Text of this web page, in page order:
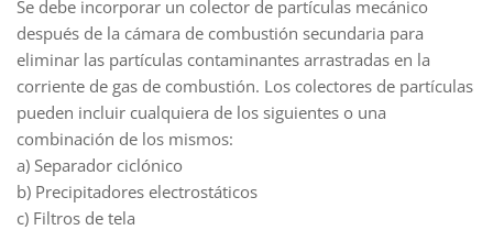
Se debe incorporar un colector de partículas mecánico
después de la cámara de combustión secundaria para
eliminar las partículas contaminantes arrastradas en la
corriente de gas de combustión. Los colectores de partículas
pueden incluir cualquiera de los siguientes o una
combinación de los mismos:
a) Separador ciclónico
b) Precipitadores electrostáticos
c) Filtros de tela